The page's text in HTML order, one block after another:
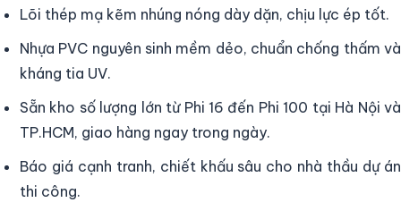
Lõi thép mạ kẽm nhúng nóng dày dặn, chịu lực ép tốt.
Nhựa PVC nguyên sinh mềm dẻo, chuẩn chống thấm và
kháng tia UV.
Sẵn kho số lượng lớn từ Phi 16 đến Phi 100 tại Hà Nội và
TP.HCM, giao hàng ngay trong ngày.
Báo giá cạnh tranh, chiết khấu sâu cho nhà thầu dự án
thi công.